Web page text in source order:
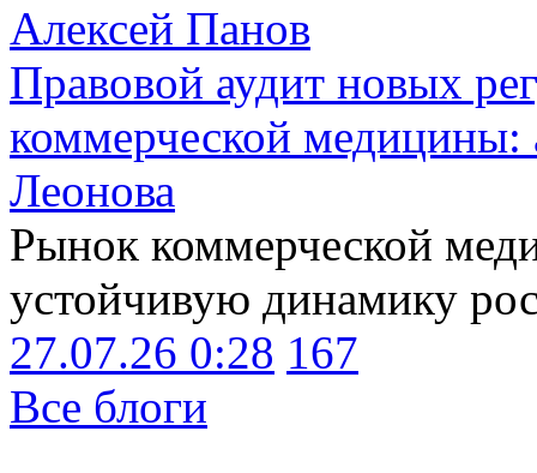
Алексей Панов
Правовой аудит новых
коммерческой медицины:
Леонова
Рынок коммерческой
устойчивую динамику
27.07.26 0:28 167
Все блоги